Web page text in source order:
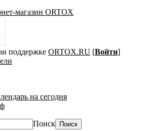
поддержке ORTOX.RU [Войти]
на сегодня
Поиск